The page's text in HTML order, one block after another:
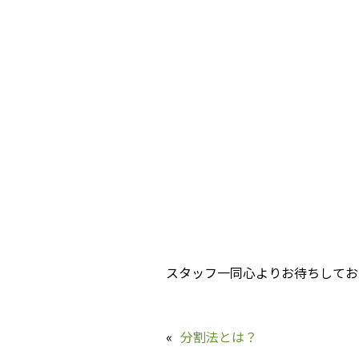
スタッフ一同心よりお待ちして
« 分割法とは？